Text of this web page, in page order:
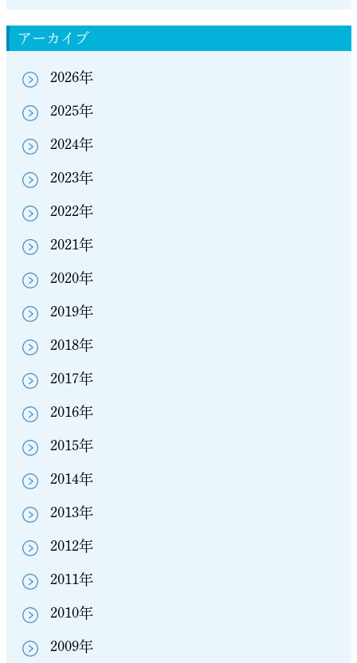
アーカイブ
2026年
2025年
2024年
2023年
2022年
2021年
2020年
2019年
2018年
2017年
2016年
2015年
2014年
2013年
2012年
2011年
2010年
2009年